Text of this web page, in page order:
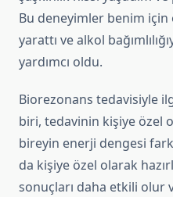
Bu deneyimler benim
yarattı ve alkol
yardımcı oldu.
Biorezonans tedavisiyle
biri, tedavinin kişiye özel
bireyin enerji dengesi
da kişiye özel olarak
sonuçları daha etkili olur